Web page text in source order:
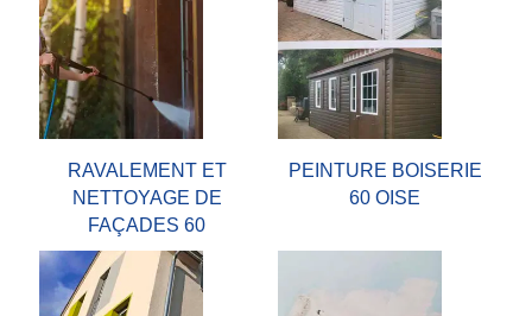
RAVALEMENT ET
NETTOYAGE DE
FAÇADES 60
PEINTURE BOISERIE
60 OISE